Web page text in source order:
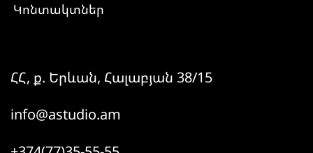
Կոնտակտներ
ՀՀ, ք. Երևան, Հալաբյան 38/15
info@astudio.am